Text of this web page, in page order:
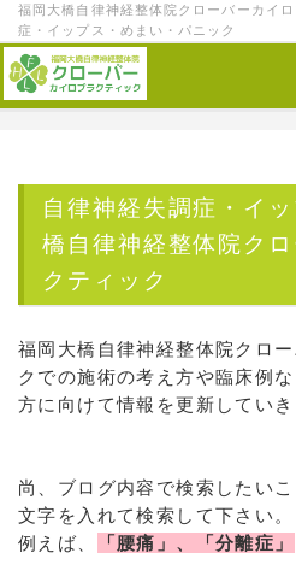
福岡大橋自律神経整体院クローバーカイ
症・イップス・めまい・パニック
自律神経失調症・イ
橋自律神経整体院ク
クティック
福岡大橋自律神経整体院クロ
クでの施術の考え方や臨床例
方に向けて情報を更新していき
尚、ブログ内容で検索したい
文字を入れて検索して下さい。
例えば、
「腰痛」、「分離症」